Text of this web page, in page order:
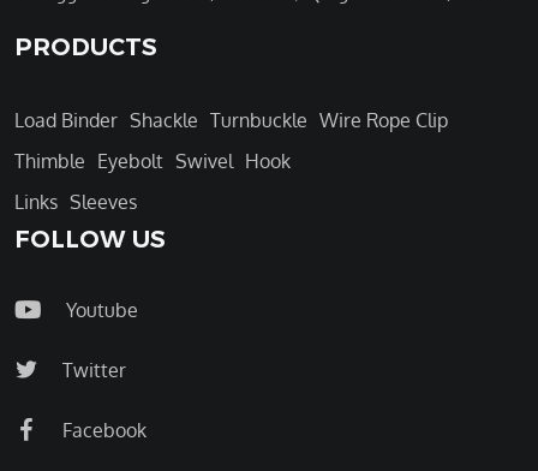
PRODUCTS
Load Binder Shackle Turnbuckle Wire Rope Clip
Thimble Eyebolt Swivel Hook
Links Sleeves
FOLLOW US
Youtube
Twitter
Facebook